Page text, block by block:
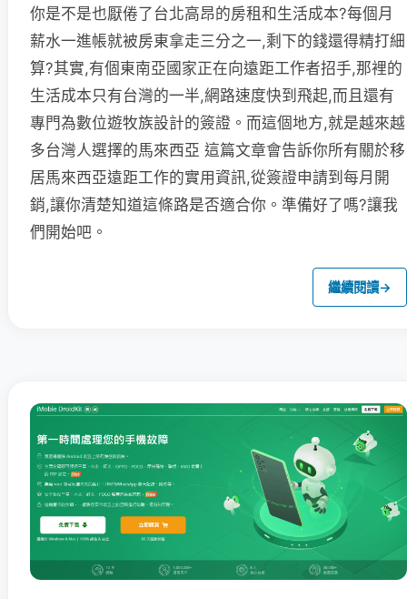
你是不是也厭倦了台北高昂的房租和生活成本?每個月
薪水一進帳就被房東拿走三分之一,剩下的錢還得精打細
算?其實,有個東南亞國家正在向遠距工作者招手,那裡的
生活成本只有台灣的一半,網路速度快到飛起,而且還有
專門為數位遊牧族設計的簽證。而這個地方,就是越來越
多台灣人選擇的馬來西亞 這篇文章會告訴你所有關於移
居馬來西亞遠距工作的實用資訊,從簽證申請到每月開
銷,讓你清楚知道這條路是否適合你。準備好了嗎?讓我
們開始吧。
繼續閱讀→